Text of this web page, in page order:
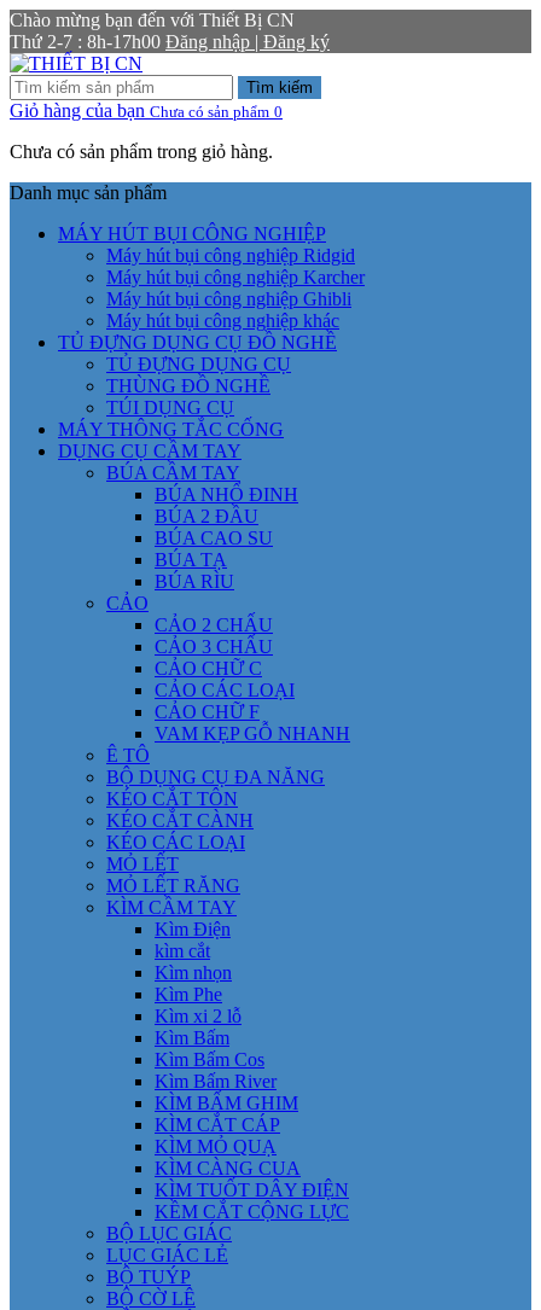
Chào mừng bạn đến với Thiết Bị CN
Thứ 2-7 : 8h-17h00 Đăng nhập | Đăng ký
Tìm kiếm
Giỏ hàng của bạn Chưa có sản phẩm 0
Chưa có sản phẩm trong giỏ hàng.
Danh mục sản phẩm
MÁY HÚT BỤI CÔNG NGHIỆP
Máy hút bụi công nghiệp Ridgid
Máy hút bụi công nghiệp Karcher
Máy hút bụi công nghiệp Ghibli
Máy hút bụi công nghiệp khác
TỦ ĐỰNG DỤNG CỤ ĐỒ NGHỀ
TỦ ĐỰNG DỤNG CỤ
THÙNG ĐỒ NGHỀ
TÚI DỤNG CỤ
MÁY THÔNG TẮC CỐNG
DỤNG CỤ CẦM TAY
BÚA CẦM TAY
BÚA NHỔ ĐINH
BÚA 2 ĐẦU
BÚA CAO SU
BÚA TẠ
BÚA RÌU
CẢO
CẢO 2 CHẤU
CẢO 3 CHẤU
CẢO CHỮ C
CẢO CÁC LOẠI
CẢO CHỮ F
VAM KẸP GỖ NHANH
Ê TÔ
BỘ DỤNG CỤ ĐA NĂNG
KÉO CẮT TÔN
KÉO CẮT CÀNH
KÉO CÁC LOẠI
MỎ LẾT
MỎ LẾT RĂNG
KÌM CẦM TAY
Kìm Điện
kìm cắt
Kìm nhọn
Kìm Phe
Kìm xi 2 lỗ
Kìm Bấm
Kìm Bấm Cos
Kìm Bấm River
KÌM BẤM GHIM
KÌM CẮT CÁP
KÌM MỎ QUẠ
KÌM CÀNG CUA
KÌM TUỐT DÂY ĐIỆN
KỀM CẮT CỘNG LỰC
BỘ LỤC GIÁC
LỤC GIÁC LẺ
BỘ TUÝP
BỘ CỜ LÊ